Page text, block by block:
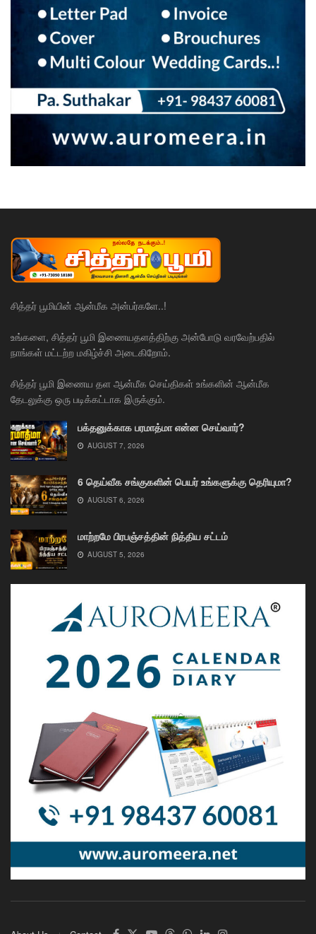
சித்தர் பூமியின் ஆன்மீக அன்பர்களே..!
உங்களை, சித்தர் பூமி இணையதளத்திற்கு அன்போடு வரவேற்பதில்
நாங்கள் மட்டற்ற மகிழ்ச்சி அடைகிறோம்.
சித்தர் பூமி இணைய தள ஆன்மீக செய்திகள் உங்களின் ஆன்மீக
தேடலுக்கு ஒரு படிக்கட்டாக இருக்கும்.
பக்தனுக்காக பரமாத்மா என்ன செய்வார்?
AUGUST 7, 2026
6 தெய்வீக சங்குகளின் பெயர் உங்களுக்கு தெரியுமா?
AUGUST 6, 2026
மாற்றமே பிரபஞ்சத்தின் நித்திய சட்டம்
AUGUST 5, 2026